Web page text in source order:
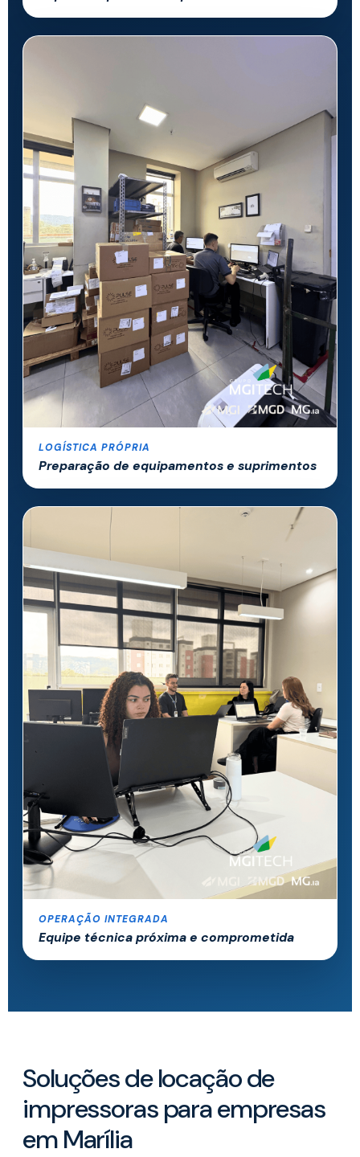
LOGÍSTICA PRÓPRIA
Preparação de equipamentos e suprimentos
OPERAÇÃO INTEGRADA
Equipe técnica próxima e comprometida
Soluções de locação de
impressoras para empresas
em Marília